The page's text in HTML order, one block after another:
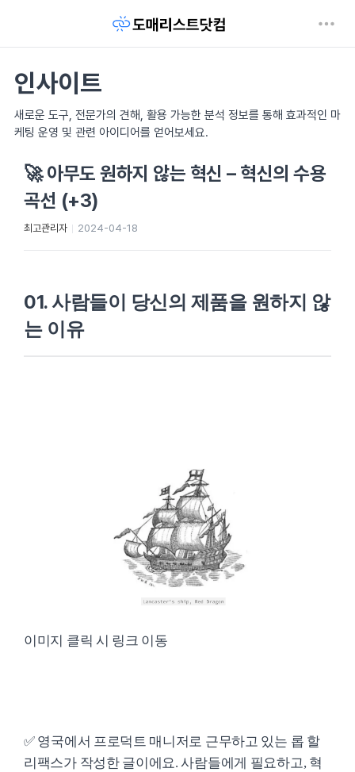
인사이트
새로운 도구, 전문가의 견해, 활용 가능한 분석 정보를 통해 효과적인 마
케팅 운영 및 관련 아이디어를 얻어보세요.
🚀 아무도 원하지 않는 혁신 – 혁신의 수용
곡선 (+3)
최고관리자 2024-04-18
01. 사람들이 당신의 제품을 원하지 않
는 이유
이미지 클릭 시 링크 이동
✅ 영국에서 프로덕트 매니저로 근무하고 있는 롭 할
리팩스가 작성한 글이에요. 사람들에게 필요하고, 혁